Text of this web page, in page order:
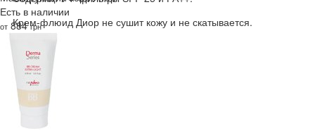
Крем-флюид Диор не сушит кожу и не скатывается.
Есть в наличии
от 884грн